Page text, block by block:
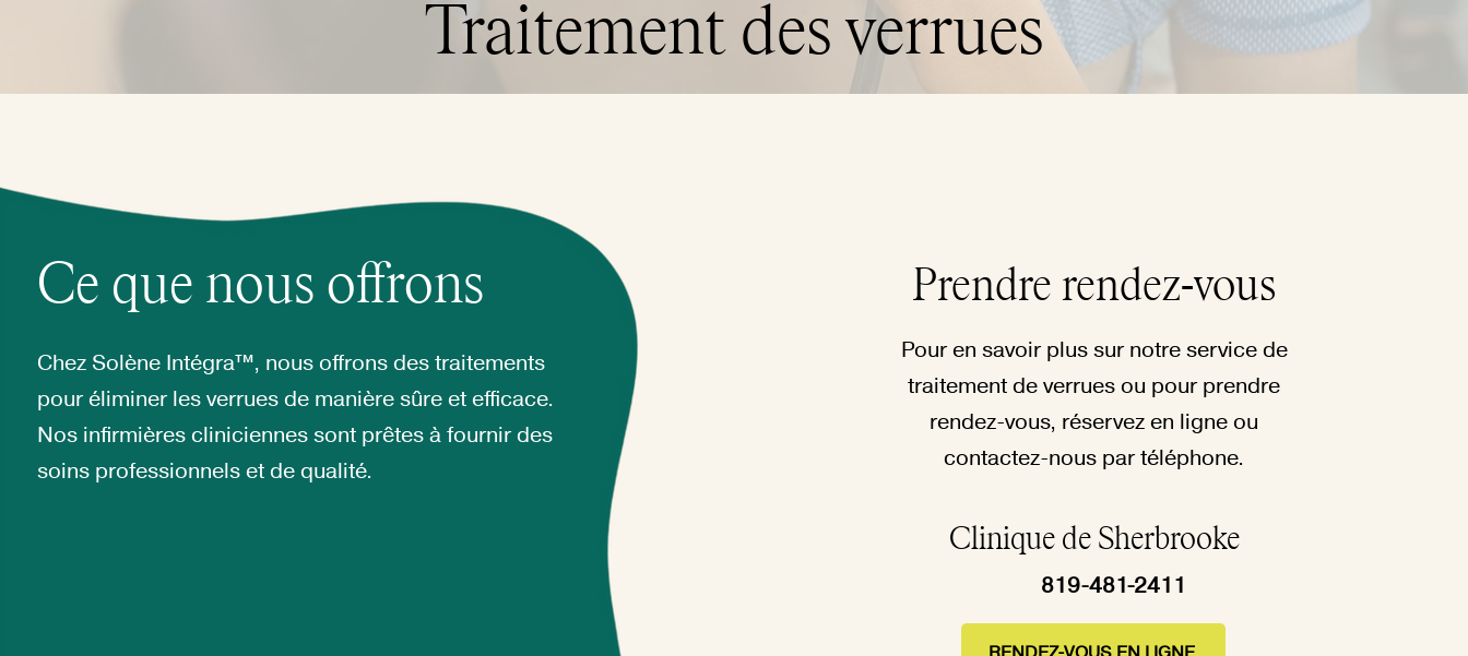
Traitement des verrues
Chez Solène Intégra™, nous offrons des traitements
pour éliminer les verrues de manière sûre et efficace.
Nos infirmières cliniciennes sont prêtes à fournir des
soins professionnels et de qualité.
Ce que nous offrons Prendre rendez-vous
Pour en savoir plus sur notre service de
traitement de verrues ou pour prendre
rendez-vous, réservez en ligne ou
contactez-nous par téléphone.
Clinique de Sherbrooke
819-481-2411